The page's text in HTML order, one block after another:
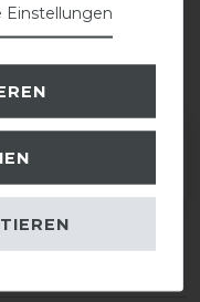
zu
Einstellungen